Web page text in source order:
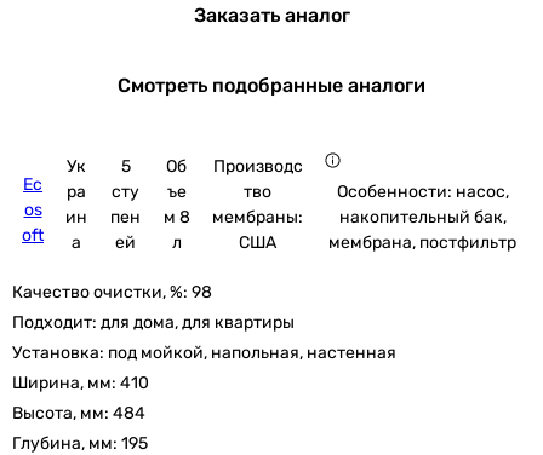
Заказать аналог
Смотреть подобранные аналоги
Ec
os
oft
Ук
ра
ин
а
5
сту
пен
ей
Об
ъе
м 8
л
Производс
тво
мембраны:
США
Особенности: насос,
накопительный бак,
мембрана, постфильтр
Качество очистки, %: 98
Подходит: для дома, для квартиры
Установка: под мойкой, напольная, настенная
Ширина, мм: 410
Высота, мм: 484
Глубина, мм: 195